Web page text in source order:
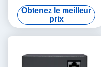
fréquence Puissance
moyenne sur la plage de
fréquences de 9 KHz à 6
GHz
Obtenez le meilleur
prix